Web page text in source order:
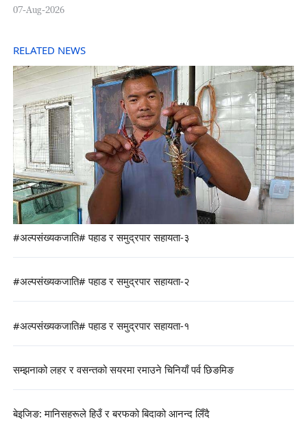
07-Aug-2026
RELATED NEWS
#अल्पसंख्यकजाति# पहाड र समुद्रपार सहायता-३
#अल्पसंख्यकजाति# पहाड र समुद्रपार सहायता-२
#अल्पसंख्यकजाति# पहाड र समुद्रपार सहायता-१
सम्झनाको लहर र वसन्तको सयरमा रमाउने चिनियाँ पर्व छिङमिङ
बेइजिङ: मानिसहरूले हिउँ र बरफको बिदाको आनन्द लिँदै